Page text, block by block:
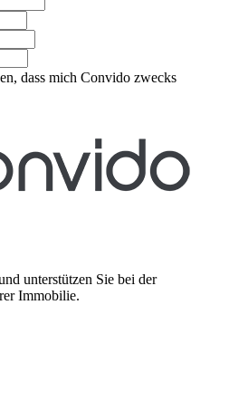
dass mich Convido zwecks
unterstützen Sie bei der
Immobilie.